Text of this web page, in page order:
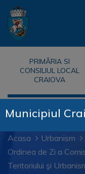
PRIMĂRIA SI
CONSILIUL LOCAL
CRAIOVA
Acasa
Urbanism
Ordinea de Zi a
Teritoriului şi